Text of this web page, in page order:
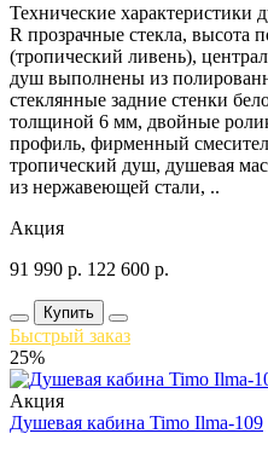
Технические
R прозрачные стекла, высота
(тропический ливень),
душ выполнены из
стеклянные задние стенки
толщиной 6 мм, двойные
профиль, фирменный
тропический душ, душевая
из нержавеющей стали, ..
Акция
91 990 р. 122 600 р.
Купить
Быстрый заказ
25%
Акция
Душевая кабина Timo Ilma-109